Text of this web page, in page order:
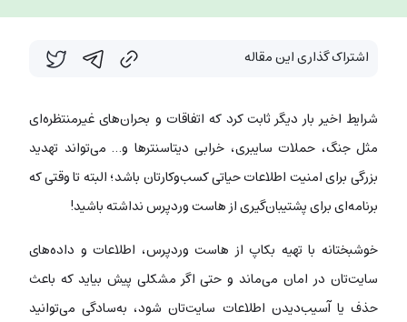
اشتراک گذاری این مقاله
شرایط اخیر بار دیگر ثابت کرد که اتفاقات و بحران‌های غیرمنتظره‌ای
مثل جنگ، حملات سایبری، خرابی دیتاسنترها و… می‌تواند تهدید
بزرگی برای امنیت اطلاعات حیاتی کسب‌وکارتان باشد؛ البته تا وقتی که
برنامه‌ای برای پشتیبان‌گیری از هاست وردپرس نداشته باشید!
خوشبختانه با تهیه بکاپ از هاست وردپرس، اطلاعات و داده‌های
سایت‌تان در امان می‌ماند و حتی اگر مشکلی پیش بیاید که باعث
حذف یا آسیب‌دیدن اطلاعات سایت‌تان شود، به‌سادگی می‌توانید